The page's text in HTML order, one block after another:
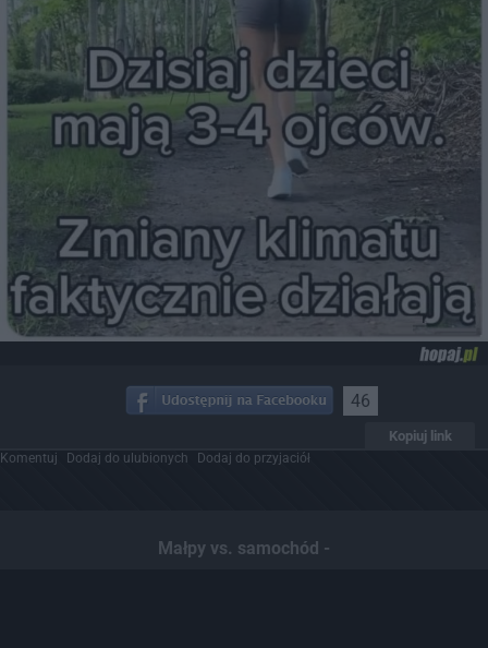
46
Kopiuj link
Komentuj Dodaj do ulubionych Dodaj do przyjaciół
Małpy vs. samochód -